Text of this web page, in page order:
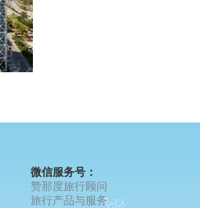
微信服务号：
赞那度旅行顾问
旅行产品与服务